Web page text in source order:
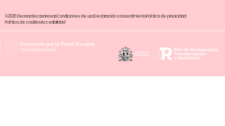
©2026 EleonordecasanovasCondiciones de usoDeclaración consentimientoPolítica de privacidad
Política de cookiesAccesibilidad